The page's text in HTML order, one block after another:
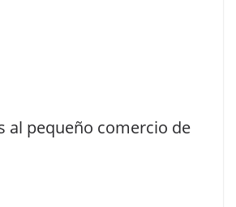
al pequeño comercio de